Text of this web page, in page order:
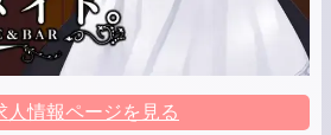
人情報ページを見る